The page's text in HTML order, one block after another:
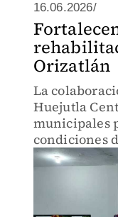
16.06.2026/
Orizatlán
La
Huejutla
municipales
condiciones
con